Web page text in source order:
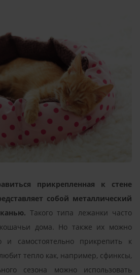
прикрепленная к стене
собой металлический
Такого типа лежанки часто
дома. Но также их можно
и самостоятельно прикрепить к
тепло как, например, сфинксы,
сезона можно использовать